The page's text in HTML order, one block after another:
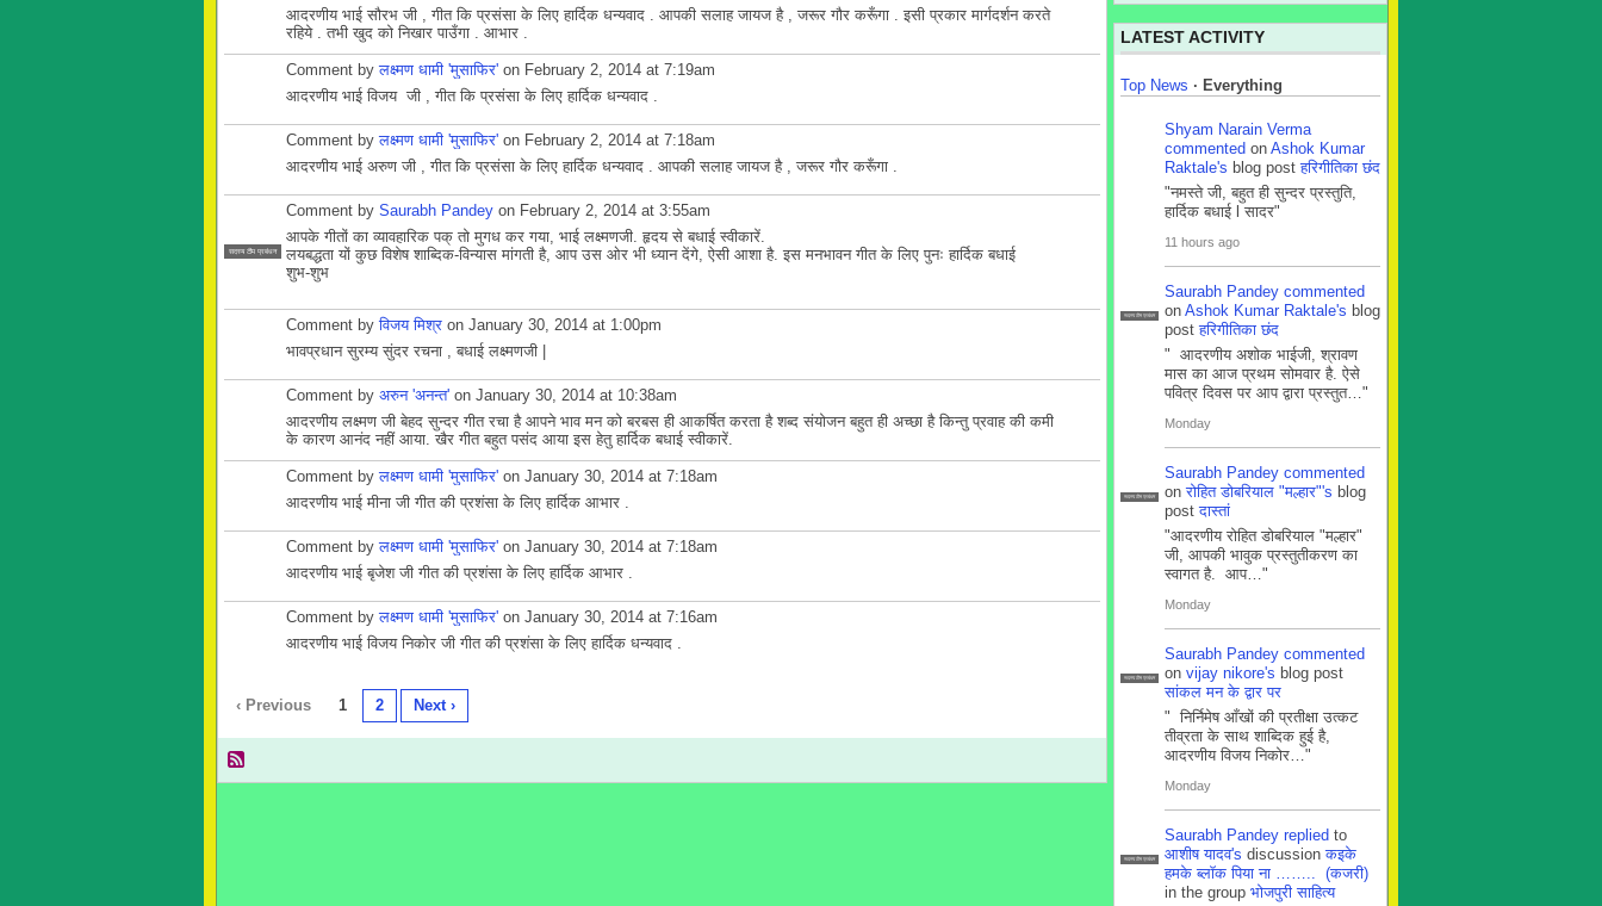
आदरणीय भाई सौरभ जी , गीत कि प्रसंसा के लिए हार्दिक धन्यवाद . आपकी सलाह जायज है , जरूर गौर करूँगा . इसी प्रकार मार्गदर्शन करते
रहिये . तभी खुद को निखार पाउँगा . आभार .
Comment byलक्ष्मण धामी 'मुसाफिर' on February 2, 2014 at 7:19am
आदरणीय भाई विजय जी , गीत कि प्रसंसा के लिए हार्दिक धन्यवाद .
Comment byलक्ष्मण धामी 'मुसाफिर' on February 2, 2014 at 7:18am
आदरणीय भाई अरुण जी , गीत कि प्रसंसा के लिए हार्दिक धन्यवाद . आपकी सलाह जायज है , जरूर गौर करूँगा .
सदस्य टीम प्रबंधन
Comment by Saurabh Pandey on February 2, 2014 at 3:55am
आपके गीतों का व्यावहारिक पक् तो मुगध कर गया, भाई लक्ष्मणजी. हृदय से बधाई स्वीकारें.
लयबद्धता यों कुछ विशेष शाब्दिक-विन्यास मांगती है, आप उस ओर भी ध्यान देंगे, ऐसी आशा है. इस मनभावन गीत के लिए पुनः हार्दिक बधाई
शुभ-शुभ
Comment byविजय मिश्र on January 30, 2014 at 1:00pm
भावप्रधान सुरम्य सुंदर रचना , बधाई लक्ष्मणजी |
Comment by अरुन 'अनन्त' on January 30, 2014 at 10:38am
आदरणीय लक्ष्मण जी बेहद सुन्दर गीत रचा है आपने भाव मन को बरबस ही आकर्षित करता है शब्द संयोजन बहुत ही अच्छा है किन्तु प्रवाह की कमी
के कारण आनंद नहीं आया. खैर गीत बहुत पसंद आया इस हेतु हार्दिक बधाई स्वीकारें.
Comment byलक्ष्मण धामी 'मुसाफिर' on January 30, 2014 at 7:18am
आदरणीय भाई मीना जी गीत की प्रशंसा के लिए हार्दिक आभार .
Comment byलक्ष्मण धामी 'मुसाफिर' on January 30, 2014 at 7:18am
आदरणीय भाई बृजेश जी गीत की प्रशंसा के लिए हार्दिक आभार .
Comment byलक्ष्मण धामी 'मुसाफिर' on January 30, 2014 at 7:16am
आदरणीय भाई विजय निकोर जी गीत की प्रशंसा के लिए हार्दिक धन्यवाद .
‹ Previous 1 2 Next ›
LATEST ACTIVITY
Top News · Everything
Shyam Narain Verma
commented on Ashok Kumar
Raktale's blog postहरिगीतिका छंद
"नमस्ते जी, बहुत ही सुन्दर प्रस्तुति,
हार्दिक बधाई l सादर"
11 hours ago
सदस्य टीम प्रबंधन
Saurabh Pandey commented
on Ashok Kumar Raktale's blog
postहरिगीतिका छंद
" आदरणीय अशोक भाईजी, श्रावण
मास का आज प्रथम सोमवार है. ऐसे
पवित्र दिवस पर आप द्वारा प्रस्तुत…"
Monday
सदस्य टीम प्रबंधन
Saurabh Pandey commented
onरोहित डोबरियाल "मल्हार"'s blog
postदास्तां
"आदरणीय रोहित डोबरियाल "मल्हार"
जी, आपकी भावुक प्रस्तुतीकरण का
स्वागत है. आप…"
Monday
सदस्य टीम प्रबंधन
Saurabh Pandey commented
on vijay nikore's blog post
सांकल मन के द्वार पर
" निर्निमेष आँखों की प्रतीक्षा उत्कट
तीव्रता के साथ शाब्दिक हुई है,
आदरणीय विजय निकोर…"
Monday
सदस्य टीम प्रबंधन
Saurabh Pandey replied to
आशीष यादव's discussionकइके
हमके ब्लाॅक पिया ना …….. (कजरी)
in the group भोजपुरी साहित्य